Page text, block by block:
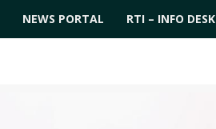
NEWS PORTAL RTI – INFO DESK